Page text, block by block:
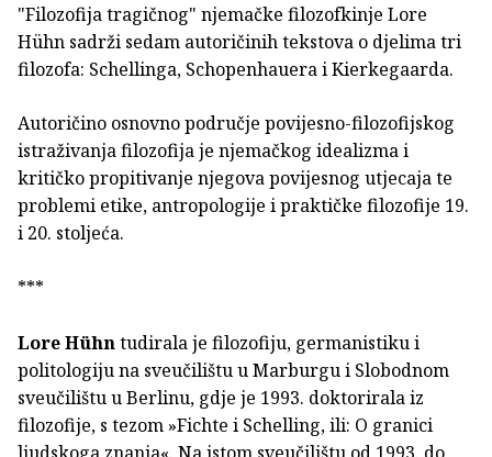
"Filozofija tragičnog" njemačke filozofkinje Lore
Hühn sadrži sedam autoričinih tekstova o djelima tri
filozofa: Schellinga, Schopenhauera i Kierkegaarda.
Autoričino osnovno područje povijesno-filozofijskog
istraživanja filozofija je njemačkog idealizma i
kritičko propitivanje njegova povijesnog utjecaja te
problemi etike, antropologije i praktičke filozofije 19.
i 20. stoljeća.
***
Lore Hühntudirala je filozofiju, germanistiku i
politologiju na sveučilištu u Marburgu i Slobodnom
sveučilištu u Berlinu, gdje je 1993. doktorirala iz
filozofije, s tezom »Fichte i Schelling, ili: O granici